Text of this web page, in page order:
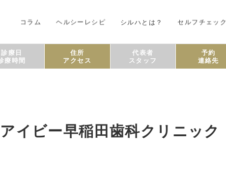
コラム ヘルシーレシピ シルハとは？ セルフチェック
診療日
療時間
住所
アクセス
代表者
スタッフ
予約
連絡先
アイビー早稲田歯科クリニック